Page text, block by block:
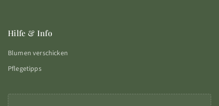
Hilfe & Info
Blumen verschicken
Pflegetipps